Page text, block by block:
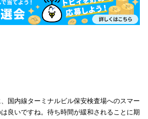
国内線ターミナルビル保安検査場へのスマー
良いですね。待ち時間が緩和されることに期